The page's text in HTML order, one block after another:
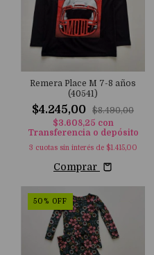
Remera Place M 7-8 años
(40541)
$4.245,00
$8.490,00
$3.608,25 con
Transferencia o depósito
3 cuotas sin interés de $1.415,00
Comprar
50 % OFF